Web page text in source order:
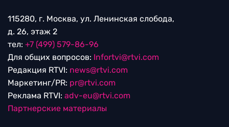
115280, г. Москва, ул. Ленинская слобода,
д. 26, этаж 2
тел: +7 (499) 579-86-96
Для общих вопросов: Infortvi@rtvi.com
Редакция RTVI: news@rtvi.com
Маркетинг/PR: pr@rtvi.com
Реклама RTVI: adv-eu@rtvi.com
Партнерские материалы